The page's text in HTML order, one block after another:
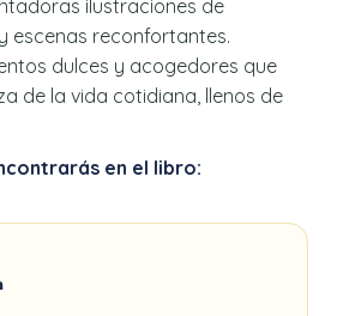
ilustraciones de
escenas reconfortantes.
dulces y acogedores que
de la vida cotidiana, llenos de
en el libro: